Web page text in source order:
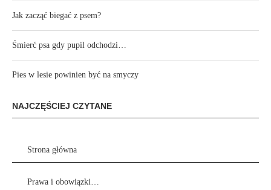
Jak zacząć biegać z psem?
Śmierć psa gdy pupil odchodzi…
Pies w lesie powinien być na smyczy
NAJCZĘŚCIEJ CZYTANE
Strona główna
Prawa i obowiązki…